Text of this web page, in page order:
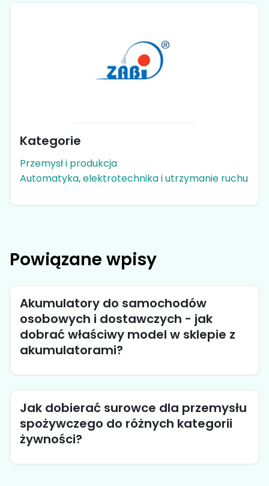
Kategorie
Przemysł i produkcja
Automatyka, elektrotechnika i utrzymanie ruchu
Powiązane wpisy
Akumulatory do samochodów
osobowych i dostawczych - jak
dobrać właściwy model w sklepie z
akumulatorami?
Jak dobierać surowce dla przemysłu
spożywczego do różnych kategorii
żywności?